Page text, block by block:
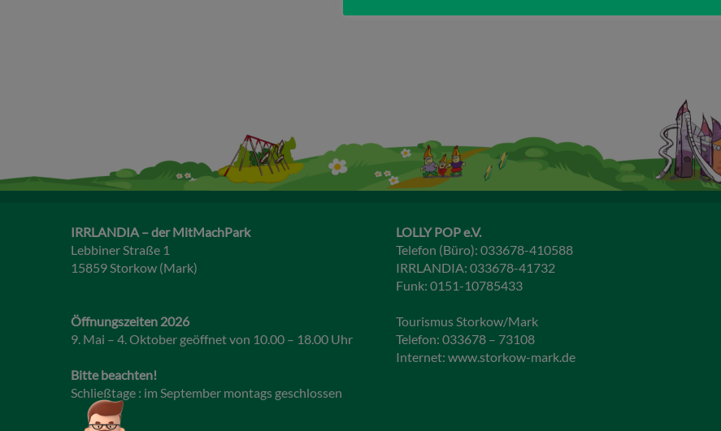
IRRLANDIA – der MitMachPark
Lebbiner Straße 1
15859 Storkow (Mark)
Öffnungszeiten 2026
9. Mai – 4. Oktober geöffnet von 10.00 – 18.00 Uhr
Bitte beachten!
Schließtage : im September montags geschlossen
LOLLY POP e.V.
Telefon (Büro): 033678-410588
IRRLANDIA: 033678-41732
Funk: 0151-10785433
Tourismus Storkow/Mark
Telefon: 033678 – 73108
Internet: www.storkow-mark.de